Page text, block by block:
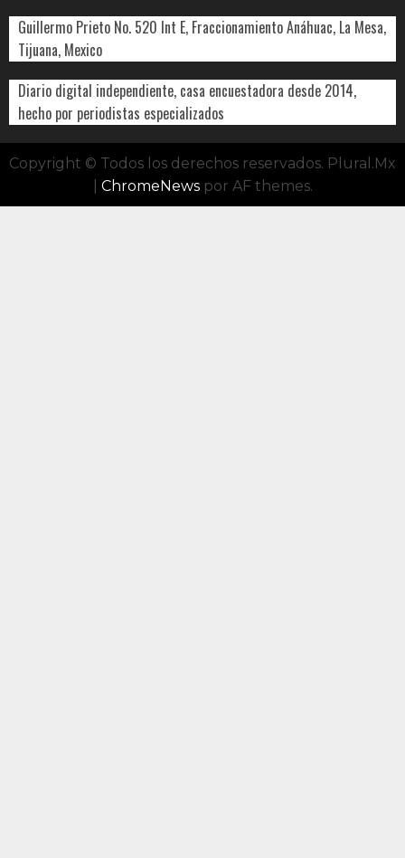
Guillermo Prieto No. 520 Int E, Fraccionamiento Anáhuac, La Mesa,
Tijuana, Mexico
Diario digital independiente, casa encuestadora desde 2014,
hecho por periodistas especializados
Copyright © Todos los derechos reservados. Plural.Mx
ChromeNewspor AF themes.